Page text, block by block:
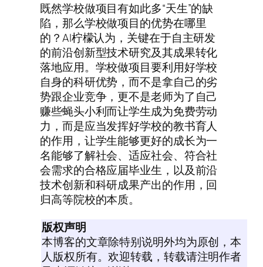
既然学校做项目有如此多“天生”的缺
陷，那么学校做项目的优势在哪里
的？AI柠檬认为，关键在于自主研发
的前沿创新型技术研究及其成果转化
落地应用。学校做项目要利用好学校
自身的科研优势，而不是拿自己的劣
势跟企业竞争，更不是老师为了自己
赚些蝇头小利而让学生成为免费劳动
力，而是应当发挥好学校的教书育人
的作用，让学生能够更好的成长为一
名能够了解社会、适应社会、符合社
会需求的合格应届毕业生，以及前沿
技术创新和科研成果产出的作用，回
归高等院校的本质。
版权声明
本博客的文章除特别说明外均为原创，本
人版权所有。欢迎转载，转载请注明作者